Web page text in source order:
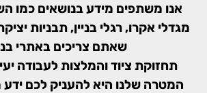
אנו משתפים מידע בנושאים כמו
מגדלי אקרו, רגלי בניין, תבניות
שאתם צריכים באתרי
תחזוקת ציוד והמלצות לעבודה
המטרה שלנו היא להעניק לכם ידע